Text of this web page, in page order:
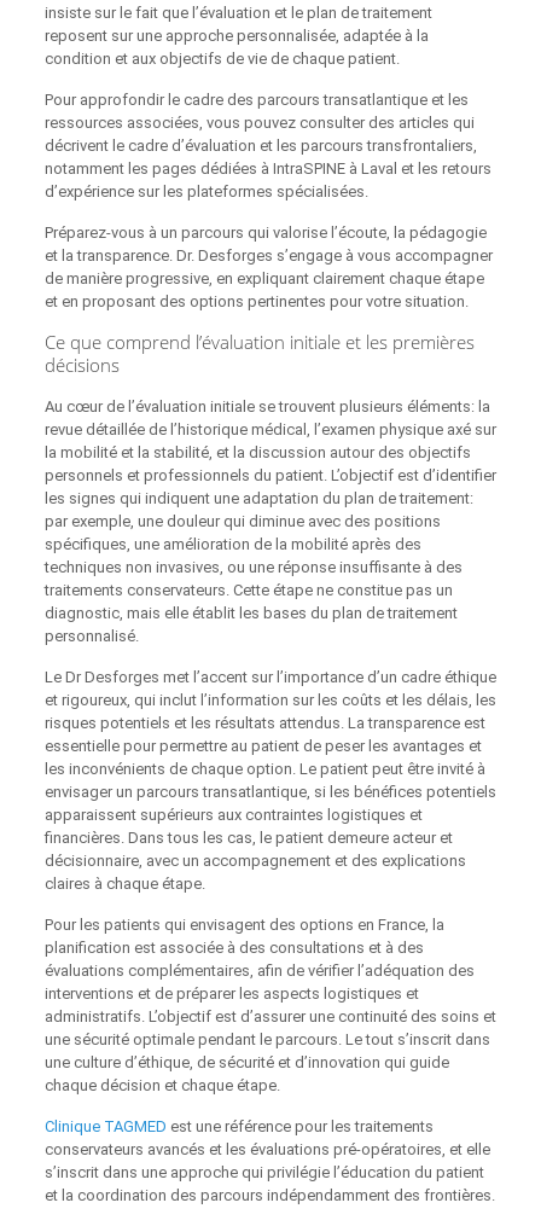
insiste sur le fait que l’évaluation et le plan de traitement
reposent sur une approche personnalisée, adaptée à la
condition et aux objectifs de vie de chaque patient.
Pour approfondir le cadre des parcours transatlantique et les
ressources associées, vous pouvez consulter des articles qui
décrivent le cadre d’évaluation et les parcours transfrontaliers,
notamment les pages dédiées à IntraSPINE à Laval et les retours
d’expérience sur les plateformes spécialisées.
Préparez-vous à un parcours qui valorise l’écoute, la pédagogie
et la transparence. Dr. Desforges s’engage à vous accompagner
de manière progressive, en expliquant clairement chaque étape
et en proposant des options pertinentes pour votre situation.
Ce que comprend l’évaluation initiale et les premières
décisions
Au cœur de l’évaluation initiale se trouvent plusieurs éléments: la
revue détaillée de l’historique médical, l’examen physique axé sur
la mobilité et la stabilité, et la discussion autour des objectifs
personnels et professionnels du patient. L’objectif est d’identifier
les signes qui indiquent une adaptation du plan de traitement:
par exemple, une douleur qui diminue avec des positions
spécifiques, une amélioration de la mobilité après des
techniques non invasives, ou une réponse insuffisante à des
traitements conservateurs. Cette étape ne constitue pas un
diagnostic, mais elle établit les bases du plan de traitement
personnalisé.
Le Dr Desforges met l’accent sur l’importance d’un cadre éthique
et rigoureux, qui inclut l’information sur les coûts et les délais, les
risques potentiels et les résultats attendus. La transparence est
essentielle pour permettre au patient de peser les avantages et
les inconvénients de chaque option. Le patient peut être invité à
envisager un parcours transatlantique, si les bénéfices potentiels
apparaissent supérieurs aux contraintes logistiques et
financières. Dans tous les cas, le patient demeure acteur et
décisionnaire, avec un accompagnement et des explications
claires à chaque étape.
Pour les patients qui envisagent des options en France, la
planification est associée à des consultations et à des
évaluations complémentaires, afin de vérifier l’adéquation des
interventions et de préparer les aspects logistiques et
administratifs. L’objectif est d’assurer une continuité des soins et
une sécurité optimale pendant le parcours. Le tout s’inscrit dans
une culture d’éthique, de sécurité et d’innovation qui guide
chaque décision et chaque étape.
Clinique TAGMED est une référence pour les traitements
conservateurs avancés et les évaluations pré‑opératoires, et elle
s’inscrit dans une approche qui privilégie l’éducation du patient
et la coordination des parcours indépendamment des frontières.